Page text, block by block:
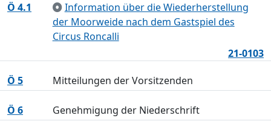
Ö 4.1
Information über die Wiederherstellung
der Moorweide nach dem Gastspiel des
Circus Roncalli
21-0103
Ö 5 Mitteilungen der Vorsitzenden
Ö 6 Genehmigung der Niederschrift